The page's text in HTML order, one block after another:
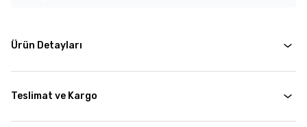
Ürün Detayları
Teslimat ve Kargo